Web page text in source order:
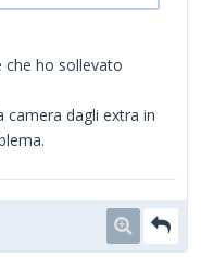
che ho sollevato
camera dagli extra in